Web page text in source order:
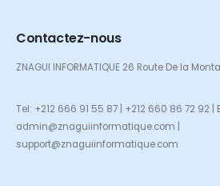
Contactez-nous
ZNAGUI INFORMATIQUE 26 Route De la
Tel: +212 666 91 55 87 | +212 660 86 72 92 |
admin@znaguiinformatique.com |
support@znaguiinformatique.com